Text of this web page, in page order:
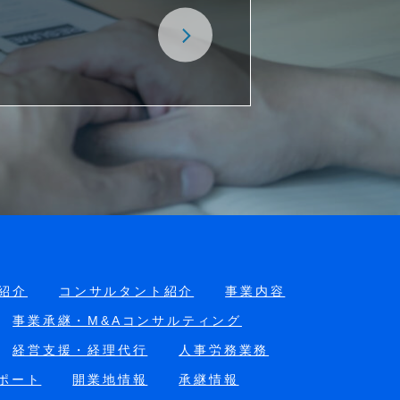
介 コンサルタント紹介 事業内容
事業承継・M&Aコンサルティング
経営支援・経理代行 人事労務業務
ート 開業地情報 承継情報